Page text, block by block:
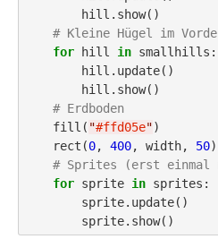
# Kleine Hügel im
for hill in smallhills:
# Erdboden
    fill(
"#ffd05e")
    rect(
0, 400, width, 50)
# Sprites (erst einmal
for sprite in sprites: